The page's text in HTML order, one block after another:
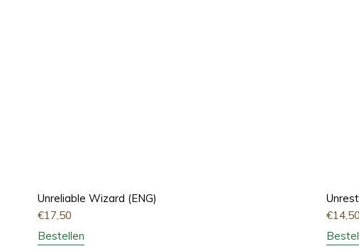
Unreliable Wizard (ENG)
€17,50
Bestellen
€